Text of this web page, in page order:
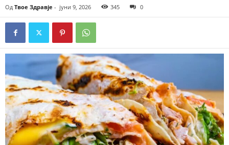
Од Твое Здравје - јуни 9, 2026 345 0